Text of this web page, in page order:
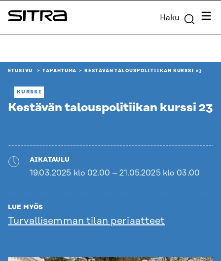
Siirry
suoraan
Sitra Haku
ETUSIVU TAPAHTUMA KESTÄVÄN TALOUSPOLITIIKAN KURSSI 23
KURSSI
Kestävän talouspolitiikan kurssi 23
AIKATAULU
19.03.2025 klo 02.00 – 21.05.2025 klo 03.00
LUE MYÖS
Turvallisemman tilan periaatteet